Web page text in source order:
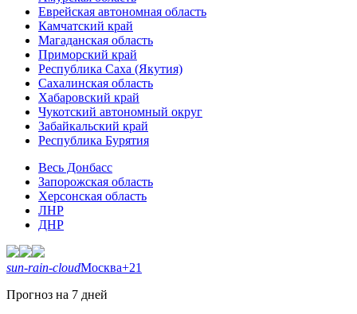
Еврейская автономная область
Камчатский край
Магаданская область
Приморский край
Республика Саха (Якутия)
Сахалинская область
Хабаровский край
Чукотский автономный округ
Забайкальский край
Республика Бурятия
Весь Донбасс
Запорожская область
Херсонская область
ЛНР
ДНР
sun-rain-cloudМосква+21
Прогноз на 7 дней